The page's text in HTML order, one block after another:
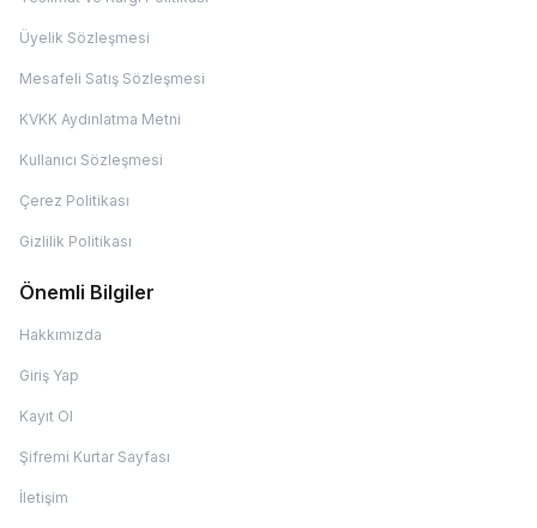
Üyelik Sözleşmesi
Mesafeli Satış Sözleşmesi
KVKK Aydınlatma Metni
Kullanıcı Sözleşmesi
Çerez Politikası
Gizlilik Politikası
Önemli Bilgiler
Hakkımızda
Giriş Yap
Kayıt Ol
Şifremi Kurtar Sayfası
İletişim